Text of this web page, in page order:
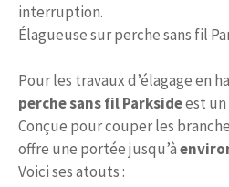
interruption.
Élagueuse sur perche sans fil
Pour les travaux d’élagage en
perche sans fil Parksideest
Conçue pour couper les
offre une portée jusqu’à
Voici ses atouts :